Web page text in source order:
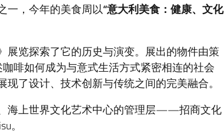
一，今年的美食周以“意大利美食：健康、文化
览探索了它的历史与演变。展出的物件由策
啡如何成为与意式生活方式紧密相连的社会
了设计、技术创新与传统之间的完美融合。
海上世界文化艺术中心的管理层——招商文化
。